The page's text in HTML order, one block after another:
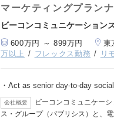
マーケティングプラン
ビーコンコミュニケーション
600万円 ～ 899万円 東
万以上
フレックス勤務 リ
・Act as senior day-to-day
会社概要
ビーコンコミュニケー
ス・グループ（パブリシス）と、